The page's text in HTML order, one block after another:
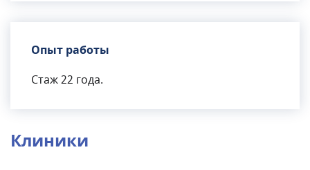
Опыт работы
Стаж 22 года.
Клиники